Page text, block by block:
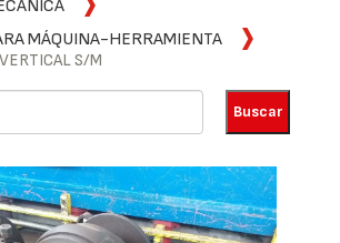
MÁQUINA-HERRAMIENTA
S/M